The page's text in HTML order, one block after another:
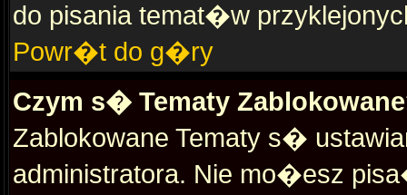
do pisania temat�w
Powr�t do g�ry
Czym s� Tematy
Zablokowane Tematy s�
administratora. Nie mo�esz